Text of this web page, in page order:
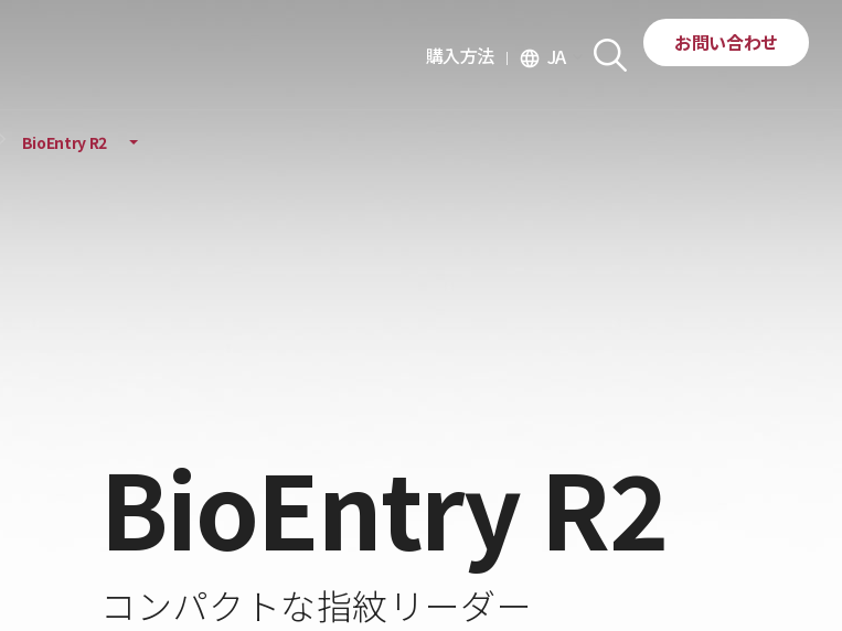
購入方法 language JA
お問い合わせ
BioEntry R2
コンパクトな指紋リーダー
BioEntry R2